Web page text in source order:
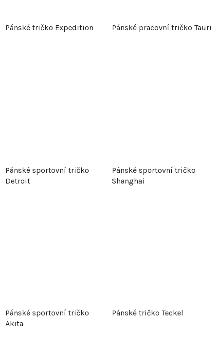
Pánské tričko Expedition Pánské pracovní tričko Tauri
Pánské sportovní tričko
Detroit
Pánské sportovní tričko
Shanghai
Pánské sportovní tričko
Akita
Pánské tričko Teckel